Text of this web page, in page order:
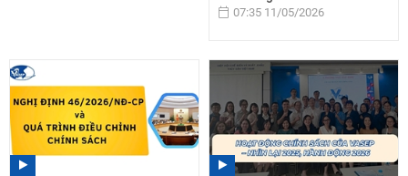
07:35 11/05/2026